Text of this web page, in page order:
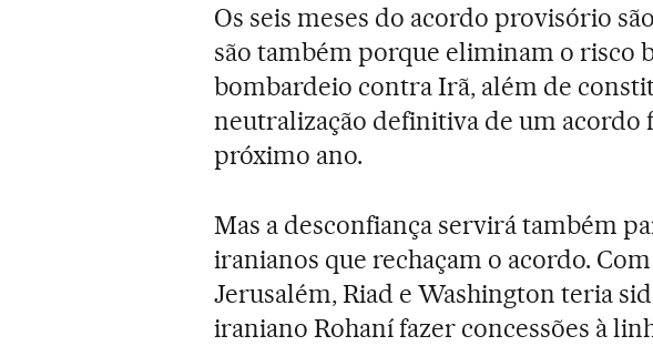
Os seis meses do acordo provisório
são também porque eliminam o risco
bombardeio contra Irã, além de
neutralização definitiva de um acordo
próximo ano.
Mas a desconfiança servirá também
iranianos que rechaçam o acordo.
Jerusalém, Riad e Washington teria
iraniano Rohaní fazer concessões à